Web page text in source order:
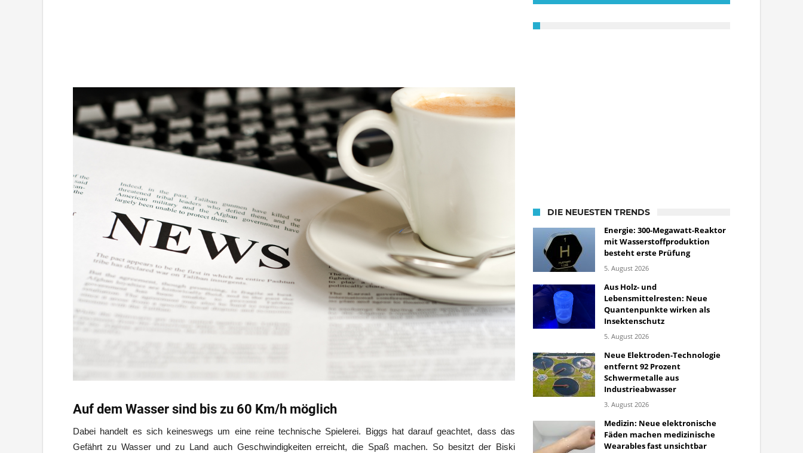
Auf dem Wasser sind bis zu 60 Km/h möglich
Dabei handelt es sich keineswegs um eine reine technische Spielerei. Biggs hat darauf geachtet, dass das
Gefährt zu Wasser und zu Land auch Geschwindigkeiten erreicht, die Spaß machen. So besitzt der Biski
DIE NEUESTEN TRENDS
Energie: 300-Megawatt-Reaktor
mit Wasserstoffproduktion
besteht erste Prüfung
5. August 2026
Aus Holz- und
Lebensmittelresten: Neue
Quantenpunkte wirken als
Insektenschutz
5. August 2026
Neue Elektroden-Technologie
entfernt 92 Prozent
Schwermetalle aus
Industrieabwasser
3. August 2026
Medizin: Neue elektronische
Fäden machen medizinische
Wearables fast unsichtbar